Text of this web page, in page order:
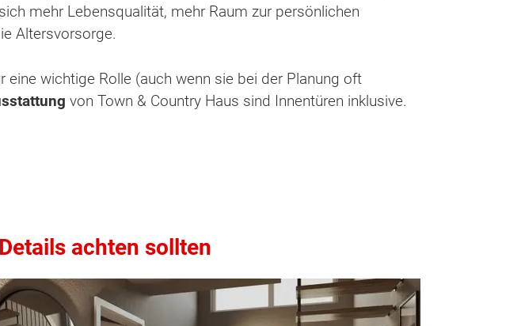
mehr Lebensqualität, mehr Raum zur persönlichen
Altersvorsorge.
wichtige Rolle (auch wenn sie bei der Planung oft
von Town & Country Haus sind Innentüren inklusive.
achten sollten